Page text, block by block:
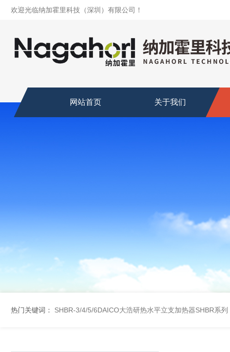
欢迎光临纳加霍里科技（深圳）有限公司！
网站首页 关于我们
热门关键词： SHBR-3/4/5/6DAICO大浩研热水平立支加热器SHBR系列